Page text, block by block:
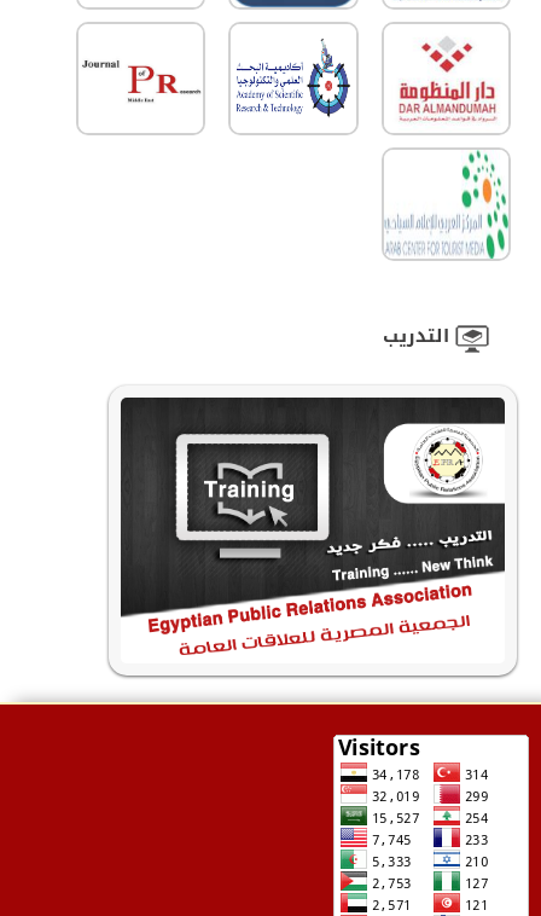
المزيد
" أمين المال في SAPRA
للعلاقات العامة EPRA مؤخرًا بالعاصمة المصرية
المزيد
بروتوكول تعاون بين " العبيكان" والمصرية للعلاقات
العامة
تاريخ النشر : 01/01/2018
شهدت العاصمة المصرية القاهرة توقيع بروتوكول تعاون
مشترك بين الجمعية المصرية للعلاقات العامة ومؤسسة "
التدريب